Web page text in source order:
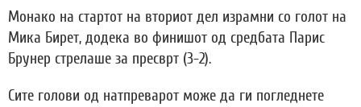
Монако на стартот на вториот дел израмни со голот на
Мика Бирет, додека во финишот од средбата Парис
Брунер стрелаше за пресврт (3-2).
Сите голови од натпреварот може да ги погледнете